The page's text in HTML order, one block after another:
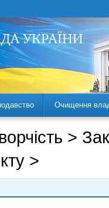
Очищення
>
>